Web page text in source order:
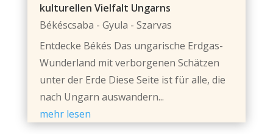
kulturellen Vielfalt Ungarns
Békéscsaba - Gyula - Szarvas
Entdecke Békés Das ungarische Erdgas-
Wunderland mit verborgenen Schätzen
unter der Erde Diese Seite ist für alle, die
nach Ungarn auswandern...
mehr lesen